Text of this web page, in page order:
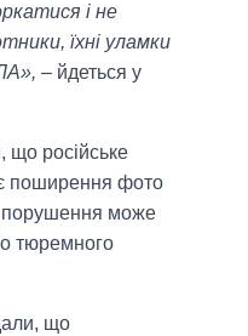
і не
їхні уламки
– йдеться у
що російське
поширення фото
порушення може
тюремного
що